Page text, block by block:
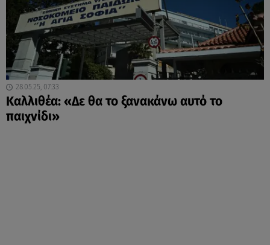
28.05.25, 07:33
Καλλιθέα: «Δε θα το ξανακάνω αυτό το
παιχνίδι»